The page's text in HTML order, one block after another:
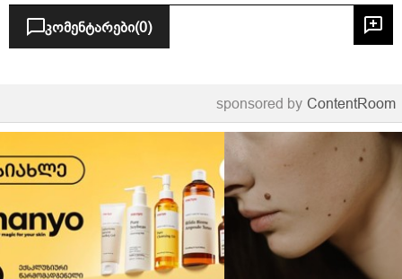
კომენტარები(0)
sponsored by ContentRoom